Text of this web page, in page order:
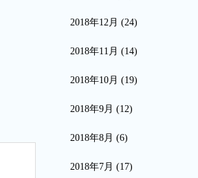
2018年12月 (24)
2018年11月 (14)
2018年10月 (19)
2018年9月 (12)
2018年8月 (6)
2018年7月 (17)